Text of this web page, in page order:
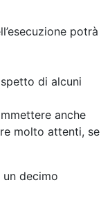
potrà
di alcuni
anche
molto attenti, se
decimo